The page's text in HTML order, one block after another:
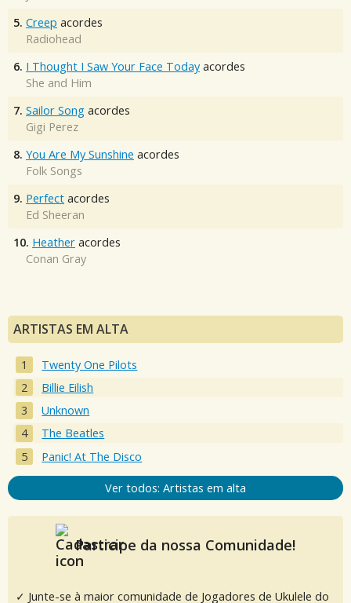
5. Creep acordes
Radiohead
6. I Thought I Saw Your Face Today acordes
She and Him
7. Sailor Song acordes
Gigi Perez
8. You Are My Sunshine acordes
Folk Songs
9. Perfect acordes
Ed Sheeran
10. Heather acordes
Conan Gray
ARTISTAS EM ALTA
Twenty One Pilots
Billie Eilish
Unknown
The Beatles
Panic! At The Disco
Ver todos: Artistas em alta
Participe da nossa Comunidade!
✓ Junte-se à maior comunidade de Jogadores de Ukulele do